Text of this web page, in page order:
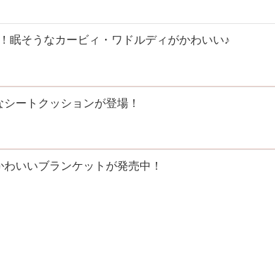
眠そうなカービィ・ワドルディがかわいい♪
ートクッションが登場！
いいブランケットが発売中！